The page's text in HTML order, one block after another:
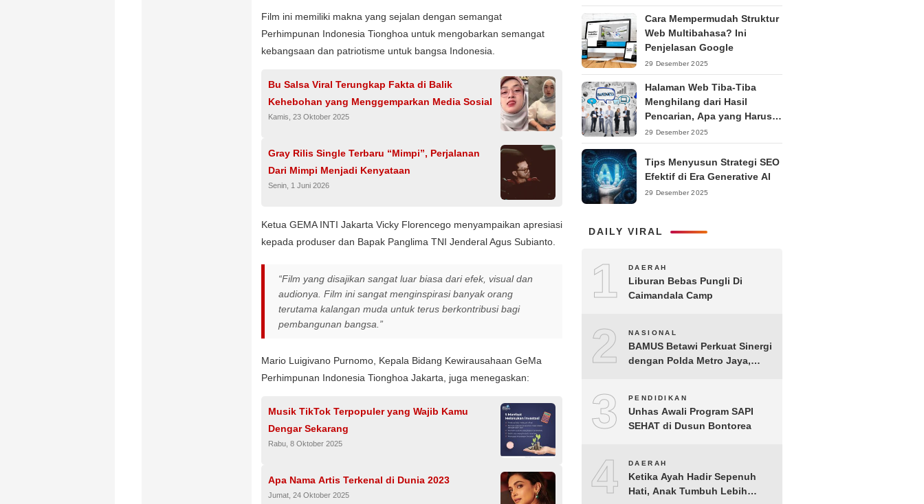
Film ini memiliki makna yang sejalan dengan semangat
Perhimpunan Indonesia Tionghoa untuk mengobarkan semangat
kebangsaan dan patriotisme untuk bangsa Indonesia.
Bu Salsa Viral Terungkap Fakta di Balik
Kehebohan yang Menggemparkan Media Sosial
Kamis, 23 Oktober 2025
Gray Rilis Single Terbaru “Mimpi”, Perjalanan
Dari Mimpi Menjadi Kenyataan
Senin, 1 Juni 2026
Ketua GEMA INTI Jakarta Vicky Florencego menyampaikan apresiasi
kepada produser dan Bapak Panglima TNI Jenderal Agus Subianto.
“Film yang disajikan sangat luar biasa dari efek, visual dan
audionya. Film ini sangat menginspirasi banyak orang
terutama kalangan muda untuk terus berkontribusi bagi
pembangunan bangsa.”
Mario Luigivano Purnomo, Kepala Bidang Kewirausahaan GeMa
Perhimpunan Indonesia Tionghoa Jakarta, juga menegaskan:
Musik TikTok Terpopuler yang Wajib Kamu
Dengar Sekarang
Rabu, 8 Oktober 2025
Apa Nama Artis Terkenal di Dunia 2023
Jumat, 24 Oktober 2025
Cara Mempermudah Struktur
Web Multibahasa? Ini
Penjelasan Google
29 Desember 2025
Halaman Web Tiba-Tiba
Menghilang dari Hasil
Pencarian, Apa yang Harus
Dilakukan?
29 Desember 2025
Tips Menyusun Strategi SEO
Efektif di Era Generative AI
29 Desember 2025
DAILY VIRAL
1 DAERAH
Liburan Bebas Pungli Di
Caimandala Camp
2 NASIONAL
BAMUS Betawi Perkuat Sinergi
dengan Polda Metro Jaya,
Kondusif Jelang HUT ke-81
Republik Indonesia
3 PENDIDIKAN
Unhas Awali Program SAPI
SEHAT di Dusun Bontorea
4 DAERAH
Ketika Ayah Hadir Sepenuh
Hati, Anak Tumbuh Lebih